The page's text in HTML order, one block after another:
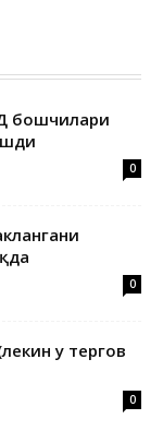
бошчилари
0
0
у тергов
0